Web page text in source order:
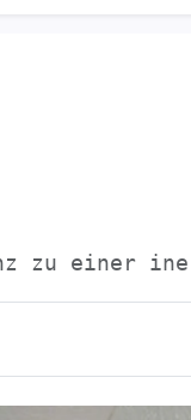
zu einer